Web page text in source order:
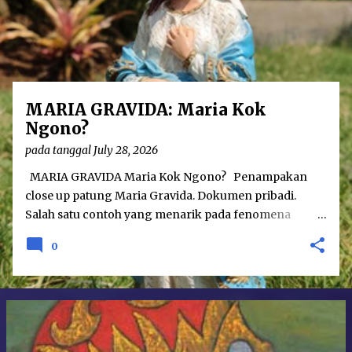
o
s
t
s
MARIA GRAVIDA: Maria Kok
Ngono?
pada tanggal July 28, 2026
MARIA GRAVIDA Maria Kok Ngono? Penampakan
close up patung Maria Gravida. Dokumen pribadi.
Salah satu contoh yang menarik pada fenomena
Gravida. Karya tersebut menampilkan sosok Maria
patung Maria Gravida bukanlah merupakan hal yang
betul-betul baru; telah ditemukan seni patung Maria
Gravida pada tahun 1400-an di Eropa. Namun
demikian, patung yang menggambarkan perawan
0